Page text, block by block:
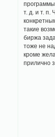
т. д. и т. п.
такие
биржа
тоже не
кроме
прилично